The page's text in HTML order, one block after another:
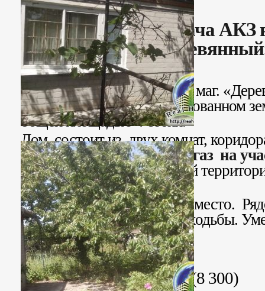
Продается дача АКЗ
Продается дача, АКЗ, в р-н маг.
расположен на приватизированном
общей площадью 4 сотки.
Дом состоит из двух комнат,
В дом заведен свет, вода игаз на
кирпичный. На придомовой
душ, туалет.
Хорошее, тихое спокойное место.
остановка. К морю 5 мин. ходьбы.
Стоимость: 182 600 грн. (8 300)